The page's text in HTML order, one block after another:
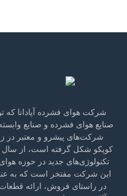
شرکت هوای فشرده آپادانا
شرکت‌های پیشرو و معتبر در
تکنولوژی‌های جدید در حوزه
این شرکت مفتخر است که به
در راستای فروش، ارائه